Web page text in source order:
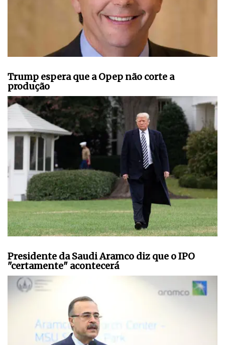
Trump espera que a Opep não corte a
produção
Presidente da Saudi Aramco diz que o IPO
"certamente" acontecerá